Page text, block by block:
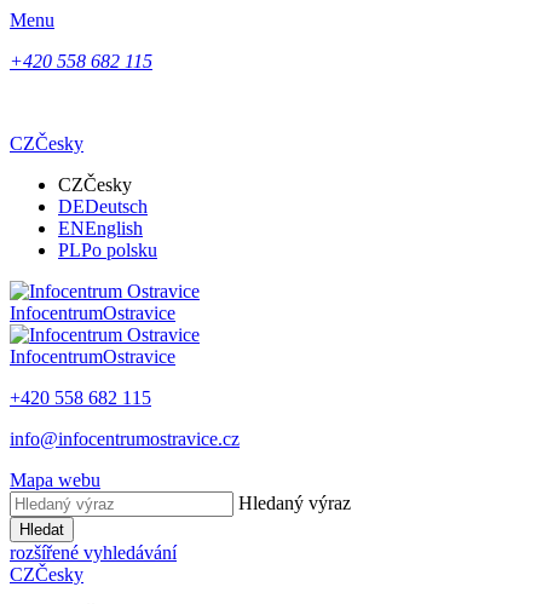
Menu
+420 558 682 115
CZČesky
CZČesky
DEDeutsch
ENEnglish
PLPo polsku
InfocentrumOstravice
InfocentrumOstravice
+420 558 682 115
info@infocentrumostravice.cz
Mapa webu
Hledaný výraz
Hledat
rozšířené vyhledávání
CZČesky